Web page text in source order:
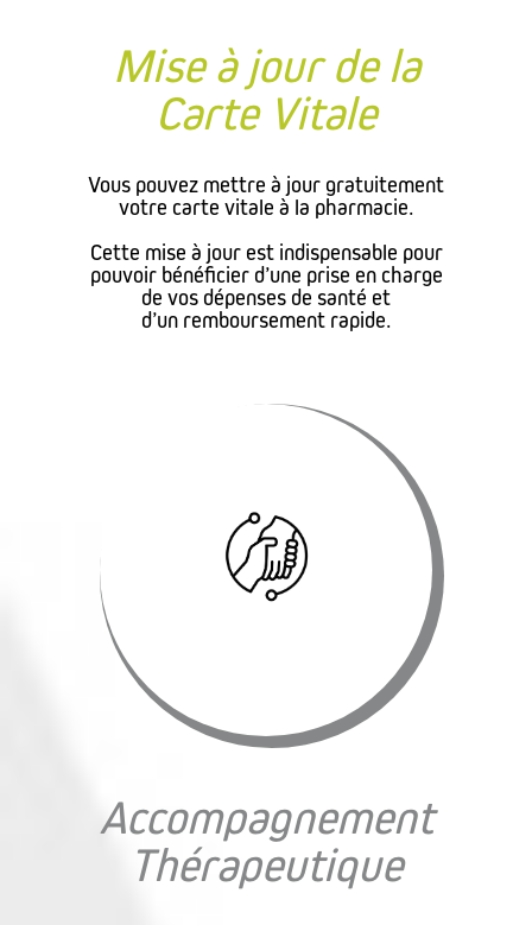
Mise à jour de la
Carte Vitale
Vous pouvez mettre à jour gratuitement
votre carte vitale à la pharmacie.
Cette mise à jour est indispensable pour
pouvoir bénéficier d’une prise en charge
de vos dépenses de santé et
d’un remboursement rapide.
Accompagnement
Thérapeutique